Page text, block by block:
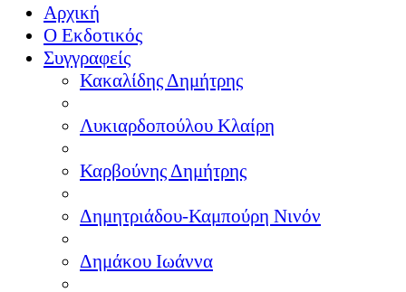
Αρχική
Ο Εκδοτικός
Συγγραφείς
Κακαλίδης Δημήτρης
Λυκιαρδοπούλου Κλαίρη
Καρβούνης Δημήτρης
Δημητριάδου-Καμπούρη Νινόν
Δημάκου Ιωάννα